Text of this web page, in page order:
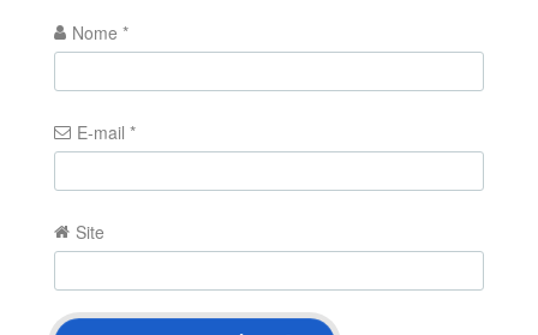
Nome *
E-mail *
Site